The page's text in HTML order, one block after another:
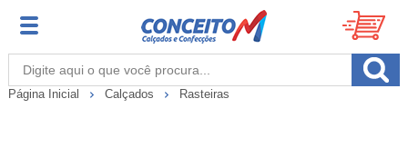
Página Inicial Calçados Rasteiras